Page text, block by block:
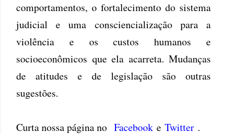
comportamentos, o fortalecimento do sistema
judicial e uma consciencialização para a
violência e os custos humanos e
socioeconômicos que ela acarreta. Mudanças
de atitudes e de legislação são outras
sugestões.
Curta nossa página no Facebook e Twitter .